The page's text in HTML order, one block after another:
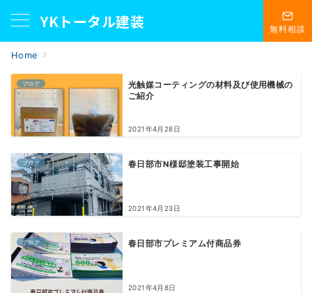
YKトータル建装 無料相談
Home
ブログ
光触媒コーティングの材料及び使用機械の
ご紹介
2021年4月28日
ブログ 春日部市N様邸塗装工事開始
2021年4月23日
ブログ 春日部市プレミアム付商品券
2021年4月8日